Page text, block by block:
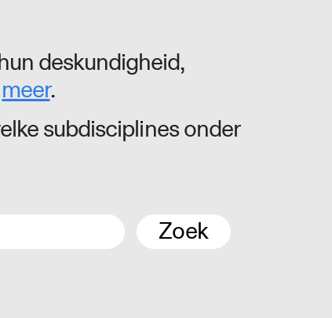
deskundigheid,
meer.
subdisciplines onder
Zoek